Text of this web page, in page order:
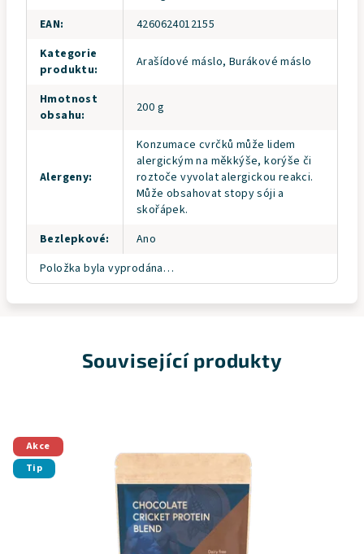
EAN:
4260624012155
Kategorie
produktu: Arašídové máslo, Burákové máslo
Hmotnost
obsahu: 200 g
Alergeny:
Konzumace cvrčků může lidem
alergickým na měkkýše, korýše či
roztoče vyvolat alergickou reakci.
Může obsahovat stopy sóji a
skořápek.
Bezlepkové:
Ano
Položka byla vyprodána…
Související produkty
Akce
Tip